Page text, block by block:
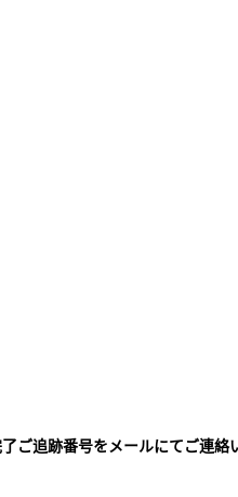
ご追跡番号をメールにてご連